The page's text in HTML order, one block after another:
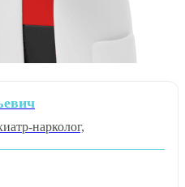
нарколог,